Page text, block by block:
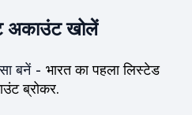
अकाउंट खोलें
बनें - भारत का पहला लिस्टेड
ब्रोकर.